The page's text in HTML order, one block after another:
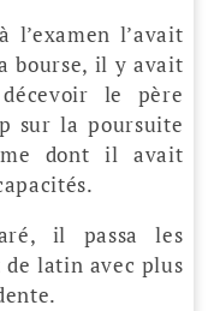
l’examen l’avait
bourse, il y avait
le père
sur la poursuite
dont il avait
il passa les
de latin avec plus